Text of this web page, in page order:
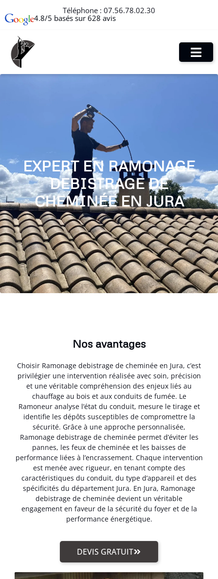
Téléphone : 07.56.78.02.30
4.8/5 basés sur 628 avis
EXPERT EN RAMONAGE
DEBISTRAGE DE
CHEMINÉE EN JURA
Nos avantages
Choisir Ramonage debistrage de cheminée en Jura, c’est
privilégier une intervention réalisée avec soin, précision
et une véritable compréhension des enjeux liés au
chauffage au bois et aux conduits de fumée. Le
Ramoneur analyse l’état du conduit, mesure le tirage et
identifie les dépôts susceptibles de compromettre la
sécurité. Grâce à une approche personnalisée,
Ramonage debistrage de cheminée permet d’éviter les
pannes, les feux de cheminée et les baisses de
performance liées à l’encrassement. Chaque intervention
est menée avec rigueur, en tenant compte des
caractéristiques du conduit, du type d’appareil et des
spécificités du département Jura. En Jura, Ramonage
debistrage de cheminée devient un véritable
engagement en faveur de la sécurité du foyer et de la
performance énergétique.
DEVIS GRATUIT